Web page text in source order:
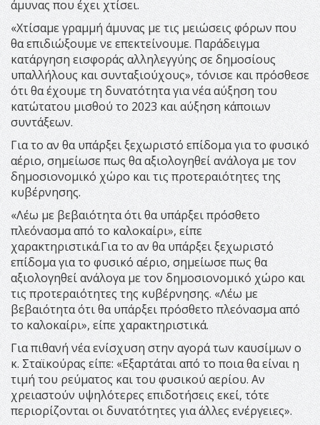
άμυνας που έχει χτίσει.
«Χτίσαμε γραμμή άμυνας με τις μειώσεις φόρων που
θα επιδιώξουμε νε επεκτείνουμε. Παράδειγμα
κατάργηση εισφοράς αλληλεγγύης σε δημοσίους
υπαλλήλους και συνταξιούχους», τόνισε και πρόσθεσε
ότι θα έχουμε τη δυνατότητα για νέα αύξηση του
κατώτατου μισθού το 2023 και αύξηση κάποιων
συντάξεων.
Για το αν θα υπάρξει ξεχωριστό επίδομα για το φυσικό
αέριο, σημείωσε πως θα αξιολογηθεί ανάλογα με τον
δημοσιονομικό χώρο και τις προτεραιότητες της
κυβέρνησης.
«Λέω με βεβαιότητα ότι θα υπάρξει πρόσθετο
πλεόνασμα από το καλοκαίρι», είπε
χαρακτηριστικά.Για το αν θα υπάρξει ξεχωριστό
επίδομα για το φυσικό αέριο, σημείωσε πως θα
αξιολογηθεί ανάλογα με τον δημοσιονομικό χώρο και
τις προτεραιότητες της κυβέρνησης. «Λέω με
βεβαιότητα ότι θα υπάρξει πρόσθετο πλεόνασμα από
το καλοκαίρι», είπε χαρακτηριστικά.
Για πιθανή νέα ενίσχυση στην αγορά των καυσίμων ο
κ. Σταϊκούρας είπε: «Εξαρτάται από το ποια θα είναι η
τιμή του ρεύματος και του φυσικού αερίου. Αν
χρειαστούν υψηλότερες επιδοτήσεις εκεί, τότε
περιορίζονται οι δυνατότητες για άλλες ενέργειες».